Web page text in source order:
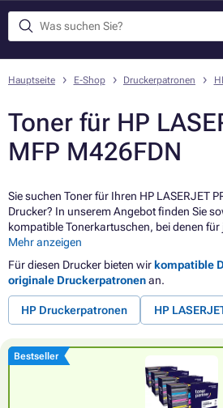
Hauptseite E-Shop Druckerpatronen
Toner für HP
MFP M426FDN
Sie suchen Toner für Ihren HP LASERJET
Drucker? In unserem Angebot finden Sie
kompatible Tonerkartuschen, bei denen
Mehr anzeigen
Für diesen Drucker bieten wir kompatible
originale Druckerpatronenan.
HP Druckerpatronen HP
Bestseller